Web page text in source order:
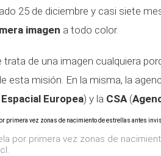
25 de diciembre y casi siete
imagen a todo color.
trata de una imagen cualquiera
esta misión. En la misma, la
Europea) y la CSA(
por primera vez zonas de